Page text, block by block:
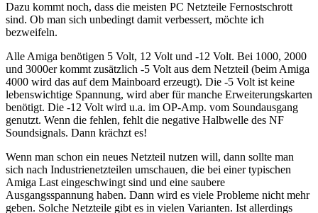
Dazu kommt noch, dass die meisten PC Netzteile Fernostschrott
sind. Ob man sich unbedingt damit verbessert, möchte ich
bezweifeln.
Alle Amiga benötigen 5 Volt, 12 Volt und -12 Volt. Bei 1000, 2000
und 3000er kommt zusätzlich -5 Volt aus dem Netzteil (beim Amiga
4000 wird das auf dem Mainboard erzeugt). Die -5 Volt ist keine
lebenswichtige Spannung, wird aber für manche Erweiterungskarten
benötigt. Die -12 Volt wird u.a. im OP-Amp. vom Soundausgang
genutzt. Wenn die fehlen, fehlt die negative Halbwelle des NF
Soundsignals. Dann krächzt es!
Wenn man schon ein neues Netzteil nutzen will, dann sollte man
sich nach Industrienetzteilen umschauen, die bei einer typischen
Amiga Last eingeschwingt sind und eine saubere
Ausgangsspannung haben. Dann wird es viele Probleme nicht mehr
geben. Solche Netzteile gibt es in vielen Varianten. Ist allerdings